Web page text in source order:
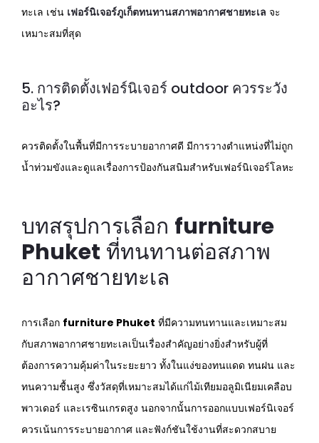
ทะเล เช่น เฟอร์นิเจอร์ภูเก็ตทนทานสภาพอากาศชายทะเล จะ
เหมาะสมที่สุด
5. การติดตั้งเฟอร์นิเจอร์ outdoor ควรระวัง
อะไร?
ควรติดตั้งในพื้นที่มีการระบายอากาศดี มีการวางตำแหน่งที่ไม่ถูก
น้ำท่วมขังและดูแลเรื่องการป้องกันสนิมสำหรับเฟอร์นิเจอร์โลหะ
บทสรุปการเลือก furniture
Phuket ที่ทนทานต่อสภาพ
อากาศชายทะเล
การเลือก furniture Phuket ที่มีความทนทานและเหมาะสม
กับสภาพอากาศชายทะเลเป็นเรื่องสำคัญอย่างยิ่งสำหรับผู้ที่
ต้องการความคุ้มค่าในระยะยาว ทั้งในแง่ของทนแดด ทนฝน และ
ทนความชื้นสูง ซึ่งวัสดุที่เหมาะสมได้แก่ไม้เทียมอลูมิเนียมเคลือบ
พาวเดอร์ และเรซินเกรดสูง นอกจากนั้นการออกแบบเฟอร์นิเจอร์
ควรเน้นการระบายอากาศ และฟังก์ชันใช้งานที่สะดวกสบาย